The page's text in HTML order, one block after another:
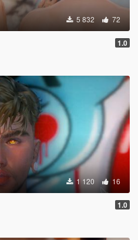
5 832 72
1.0
1 120 16
1.0